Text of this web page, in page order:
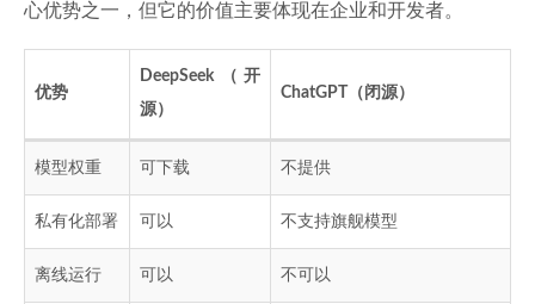
心优势之一，但它的价值主要体现在企业和开发者。
优势
DeepSeek（开
源）
ChatGPT（闭源）
模型权重 可下载 不提供
私有化部署 可以 不支持旗舰模型
离线运行 可以 不可以